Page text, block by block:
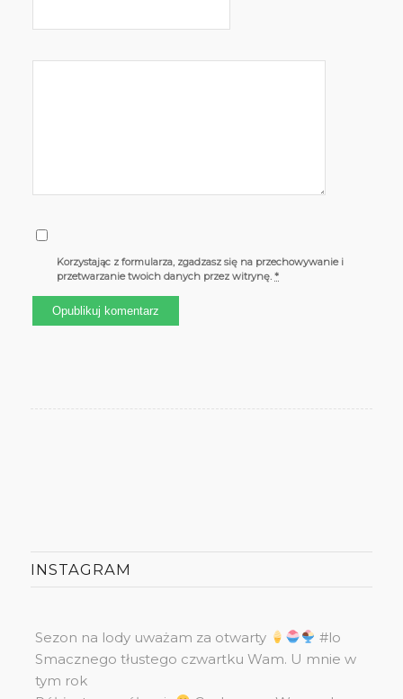
Korzystając z formularza, zgadzasz się na przechowywanie i
przetwarzanie twoich danych przez witrynę.*
INSTAGRAM
Sezon na lody uważam za otwarty
#lo
Smacznego tłustego czwartku Wam. U mnie w
tym rok